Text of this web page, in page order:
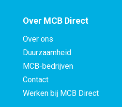
Over MCB Direct
Over ons
Duurzaamheid
MCB-bedrijven
Contact
Werken bij MCB Direct